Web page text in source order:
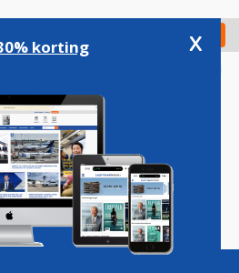
Check in
Podcasts Vacatures
korting x